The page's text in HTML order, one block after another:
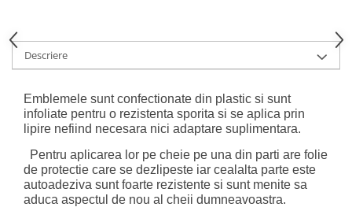
Descriere
Emblemele sunt confectionate din plastic si sunt
infoliate pentru o rezistenta sporita si se aplica prin
lipire nefiind necesara nici adaptare suplimentara.
Pentru aplicarea lor pe cheie pe una din parti are folie
de protectie care se dezlipeste iar cealalta parte este
autoadeziva sunt foarte rezistente si sunt menite sa
aduca aspectul de nou al cheii dumneavoastra.